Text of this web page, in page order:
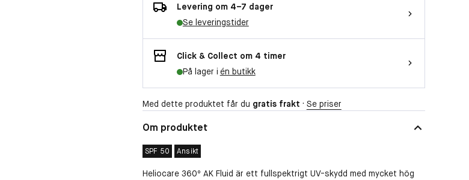
Levering om 4–7 dager
Se leveringstider
Click & Collect om 4 timer
På lager i én butikk
Med dette produktet får du gratis frakt · Se priser
Om produktet
SPF 50 Ansikt
Heliocare 360º AK Fluid är ett fullspektrigt UV-skydd med mycket hög